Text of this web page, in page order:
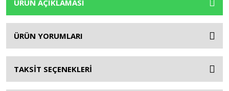
ÜRÜN AÇIKLAMASI
ÜRÜN YORUMLARI
TAKSİT SEÇENEKLERİ